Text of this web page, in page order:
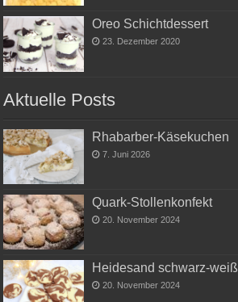
Oreo Schichtdessert
23. Dezember 2020
Aktuelle Posts
Rhabarber-Käsekuchen
7. Juni 2026
Quark-Stollenkonfekt
20. November 2024
Heidesand schwarz-weiß
20. November 2024